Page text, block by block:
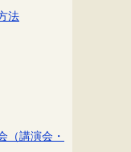
法
（講演会・